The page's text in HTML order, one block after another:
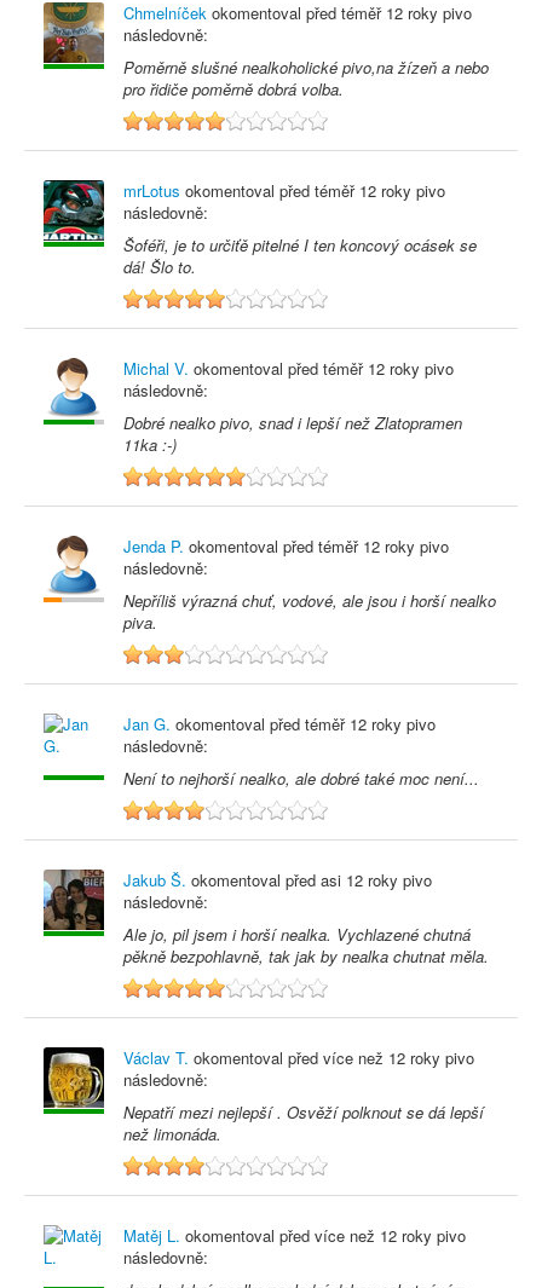
Chmelníček okomentoval před téměř 12 roky pivo
následovně:
Poměrně slušné nealkoholické pivo,na žízeň a nebo
pro řidiče poměrně dobrá volba.
5
mrLotus okomentoval před téměř 12 roky pivo
následovně:
Šoféři, je to určiťě pitelné I ten koncový ocásek se
dá! Šlo to.
5
Michal V. okomentoval před téměř 12 roky pivo
následovně:
Dobré nealko pivo, snad i lepší než Zlatopramen
11ka :-)
6
Jenda P. okomentoval před téměř 12 roky pivo
následovně:
Nepříliš výrazná chuť, vodové, ale jsou i horší nealko
piva.
3
Jan G. okomentoval před téměř 12 roky pivo
následovně:
Není to nejhorší nealko, ale dobré také moc není...
4
Jakub Š. okomentoval před asi 12 roky pivo
následovně:
Ale jo, pil jsem i horší nealka. Vychlazené chutná
pěkně bezpohlavně, tak jak by nealka chutnat měla.
5
Václav T. okomentoval před více než 12 roky pivo
následovně:
Nepatří mezi nejlepší . Osvěží polknout se dá lepší
než limonáda.
4
Matěj L. okomentoval před více než 12 roky pivo
následovně: